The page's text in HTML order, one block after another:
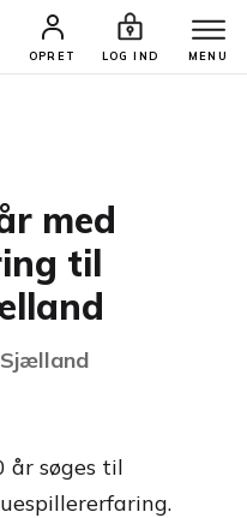
OPRET LOG IND MENU
SØG PROFIL
med
til
år søges til